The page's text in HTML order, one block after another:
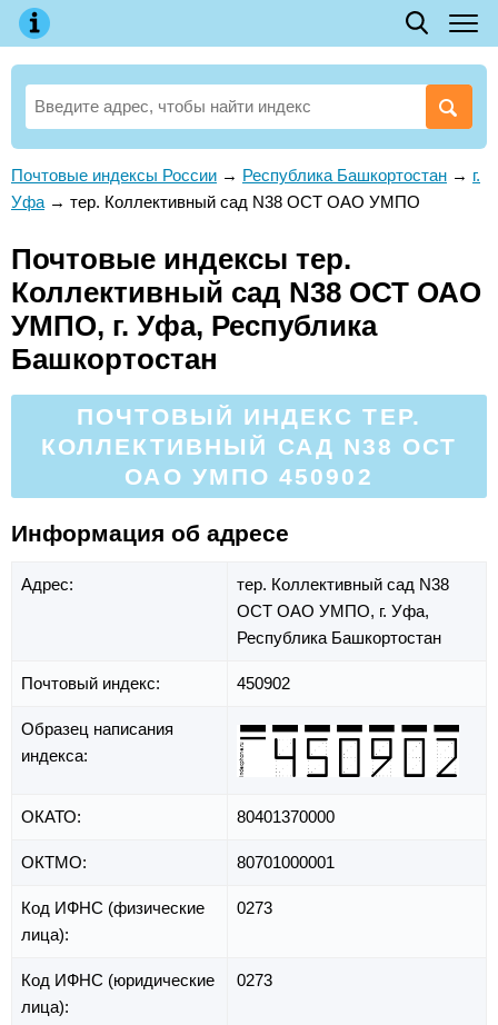
Почтовые индексы России → Республика Башкортостан → г.
Уфа → тер. Коллективный сад N38 ОСТ ОАО УМПО
Почтовые индексы тер.
Коллективный сад N38 ОСТ ОАО
УМПО, г. Уфа, Республика
Башкортостан
ПОЧТОВЫЙ ИНДЕКС ТЕР.
КОЛЛЕКТИВНЫЙ САД N38 ОСТ
ОАО УМПО 450902
Информация об адресе
Адрес:
тер. Коллективный сад N38
ОСТ ОАО УМПО, г. Уфа,
Республика Башкортостан
Почтовый индекс: 450902
Образец написания
индекса:
ОКАТО: 80401370000
ОКТМО: 80701000001
Код ИФНС (физические
лица):
0273
Код ИФНС (юридические
лица):
0273